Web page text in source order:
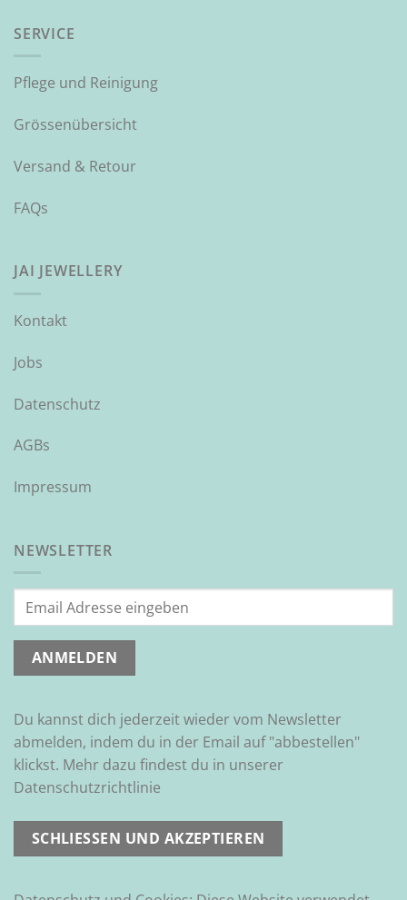
SERVICE
Pflege und Reinigung
Grössenübersicht
Versand & Retour
FAQs
JAI JEWELLERY
Kontakt
Jobs
Datenschutz
AGBs
Impressum
NEWSLETTER
Du kannst dich jederzeit wieder vom Newsletter
abmelden, indem du in der Email auf "abbestellen"
klickst. Mehr dazu findest du in unserer
Datenschutzrichtlinie